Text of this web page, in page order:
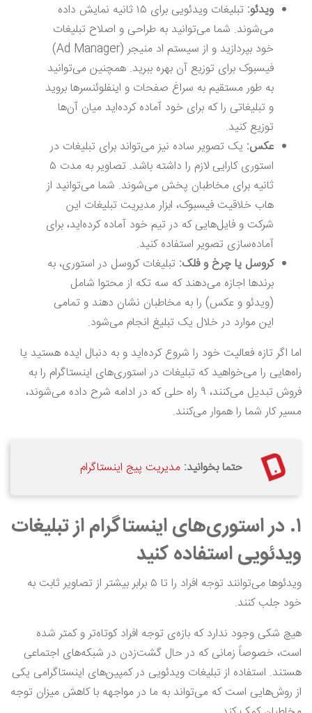
ویدئو:
تبلیغات ویدئویی برای ۱۵ ثانیه نمایش داده
می‌شوند. شما می‌توانید به طراحی و اصلاح تبلیغات
خود بپردازید و از سیستم اد منیجر (Ad Manager)
فیسبوک برای توزیع آن بهره ببرید. همچنین می‌توانید
به طور مستقیم به سراغ صفحات و اینفلوئنسرها بروید
و تبلیغاتی را که برای خود آماده کرده‌اید میان آن‌ها
توزیع کنید.
عکس‌: یک تصویر ساده نیز می‌تواند برای تبلیغات در
استوری کارایی لازم را داشته باشد. تصاویر به مدت ۵
ثانیه برای مخاطبان پخش می‌شوند. شما می‌توانید از
هاب خلاقیت فیسبوک، ابزار مدیریت تبلیغات این
شرکت و فایل‌هایی که در تیم خود آماده کرده‌اید، برای
آماده‌سازی تصویر استفاده کنید.
کروسل یا چرخ و فلک: تبلیغات کروسل در استوری، به
برندها اجازه می‌دهند که سه تکه از محتوا شامل
(ویدئو و عکس) را به مخاطبان نشان دهند و تمامی
این موارد در خلال یک تبلیغ انجام می‌شود.
اما اگر تازه فعالیت خود را شروع کرده‌اید و به دنبال ایده هستید یا
راه‌هایی را می‌خواهید که تبلیغات در استوری‌های اینستاگرام را به
فروش تبدیل می‌کنند، ۹ راه حلی که در ادامه شرح داده‌ می‌شوند،
مسیر کار شما را هموار می‌کنند.
حتما بخوانید: مدیریت پیج اینستاگرام
۱. در استوری‌های اینستاگرام از تبلیغات
ویدئویی استفاده کنید
ویدئوها می‌توانند توجه افراد را تا ۵ برابر بیشتر از تصاویر ثابت به
خود جلب کنند.
هیچ شکی وجود ندارد که بازه‌ی توجه افراد کوتاه‌تر و کمتر شده
است، خصوصاً زمانی که در حال گشت‌زدن در شبکه‌های اجتماعی
هستند. استفاده از تبلیغات ویدئویی در کمپین‌های اینستاگرامی یکی
از روش‌هایی است که می‌تواند به ما در مواجهه با کاهش میزان توجه